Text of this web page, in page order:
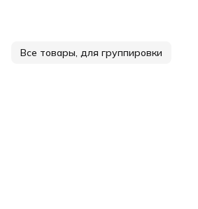
Все товары, для группировки